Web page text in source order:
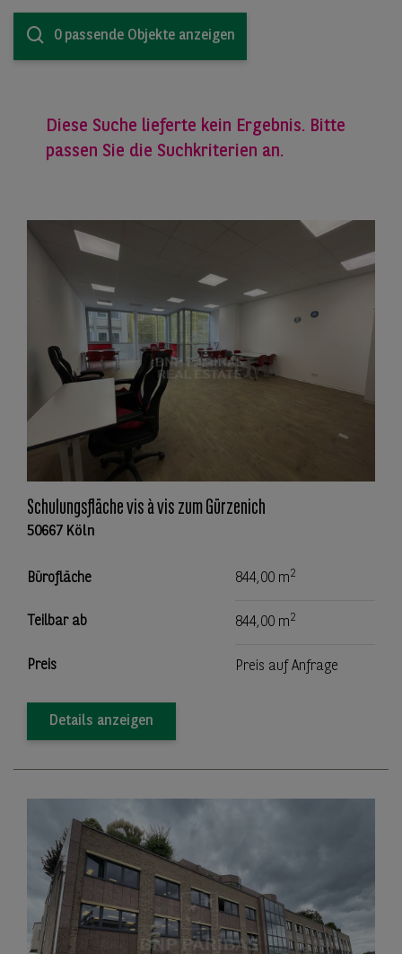
0 passende Objekte anzeigen
Diese Suche lieferte kein Ergebnis. Bitte
passen Sie die Suchkriterien an.
Schulungsfläche vis à vis zum Gürzenich
50667 Köln
Bürofläche 844,00 m2
Teilbar ab 844,00 m2
Preis Preis auf Anfrage
Details anzeigen